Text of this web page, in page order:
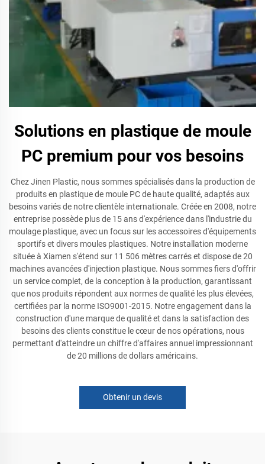
Solutions en plastique de moule
PC premium pour vos besoins
Chez Jinen Plastic, nous sommes spécialisés dans la production de
produits en plastique de moule PC de haute qualité, adaptés aux
besoins variés de notre clientèle internationale. Créée en 2008, notre
entreprise possède plus de 15 ans d'expérience dans l'industrie du
moulage plastique, avec un focus sur les accessoires d'équipements
sportifs et divers moules plastiques. Notre installation moderne
située à Xiamen s'étend sur 11 506 mètres carrés et dispose de 20
machines avancées d'injection plastique. Nous sommes fiers d'offrir
un service complet, de la conception à la production, garantissant
que nos produits répondent aux normes de qualité les plus élevées,
certifiées par la norme ISO9001-2015. Notre engagement dans la
construction d'une marque de qualité et dans la satisfaction des
besoins des clients constitue le cœur de nos opérations, nous
permettant d'atteindre un chiffre d'affaires annuel impressionnant
de 20 millions de dollars américains.
Obtenir un devis